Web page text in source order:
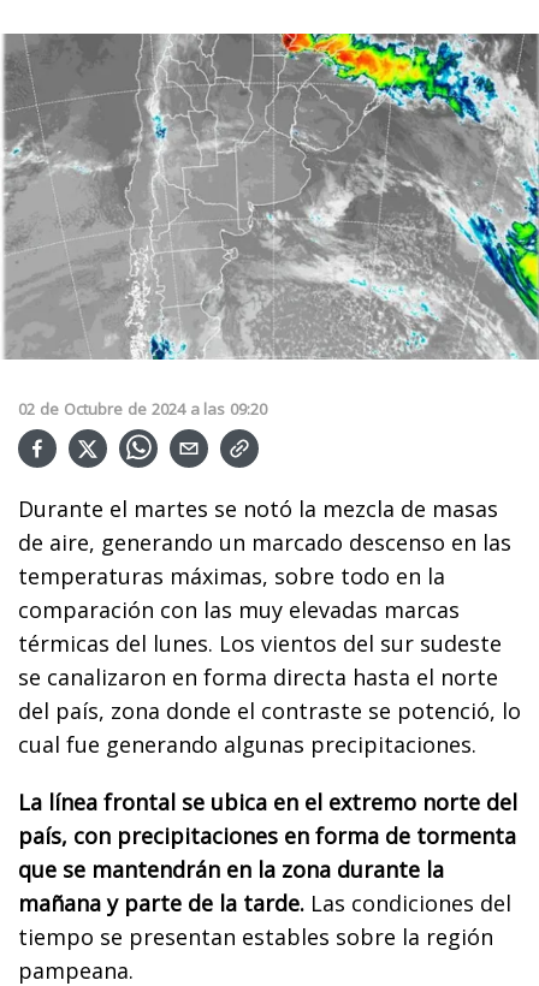
02 de Octubre de 2024 a las 09:20
Durante el martes se notó la mezcla de masas
de aire, generando un marcado descenso en las
temperaturas máximas, sobre todo en la
comparación con las muy elevadas marcas
térmicas del lunes. Los vientos del sur sudeste
se canalizaron en forma directa hasta el norte
del país, zona donde el contraste se potenció, lo
cual fue generando algunas precipitaciones.
La línea frontal se ubica en el extremo norte del
país, con precipitaciones en forma de tormenta
que se mantendrán en la zona durante la
mañana y parte de la tarde. Las condiciones del
tiempo se presentan estables sobre la región
pampeana.